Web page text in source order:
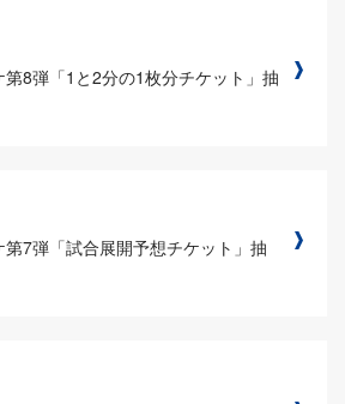
第8弾「1と2分の1枚分チケット」抽
第7弾「試合展開予想チケット」抽